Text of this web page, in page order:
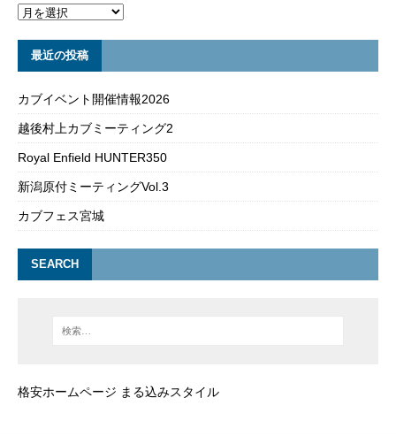
最近の投稿
カブイベント開催情報2026
越後村上カブミーティング2
Royal Enfield HUNTER350
新潟原付ミーティングVol.3
カブフェス宮城
SEARCH
格安ホームページ まる込みスタイル